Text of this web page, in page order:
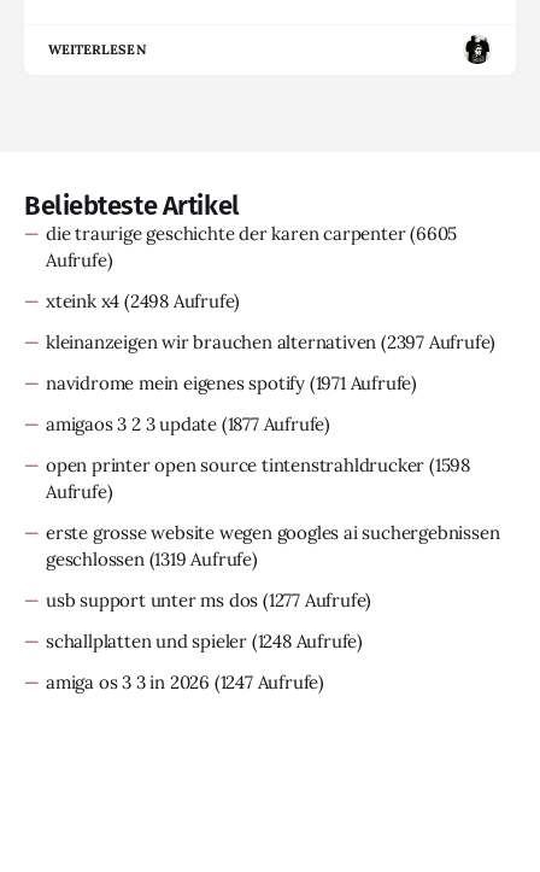
WEITERLESEN
Beliebteste Artikel
die traurige geschichte der karen carpenter(6605
Aufrufe)
xteink x4 (2498 Aufrufe)
kleinanzeigen wir brauchen alternativen (2397 Aufrufe)
navidrome mein eigenes spotify (1971 Aufrufe)
amigaos 3 2 3 update (1877 Aufrufe)
open printer open source tintenstrahldrucker (1598
Aufrufe)
erste grosse website wegen googles ai suchergebnissen
geschlossen (1319 Aufrufe)
usb support unter ms dos (1277 Aufrufe)
schallplatten und spieler (1248 Aufrufe)
amiga os 3 3 in 2026 (1247 Aufrufe)